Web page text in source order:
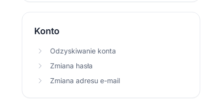
Konto
Odzyskiwanie konta
Zmiana hasła
Zmiana adresu e-mail